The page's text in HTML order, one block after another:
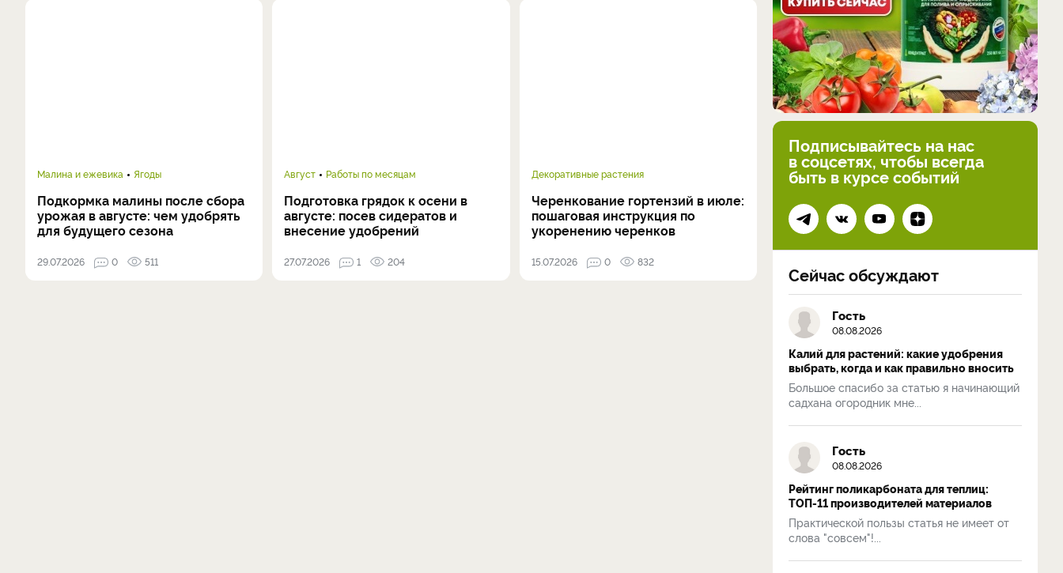
Малина и ежевика Ягоды
Подкормка малины после сбора
урожая в августе: чем удобрять
для будущего сезона
29.07.2026 0 511
Август Работы по месяцам
Подготовка грядок к осени в
августе: посев сидератов и
внесение удобрений
27.07.2026 1 204
Декоративные растения
Черенкование гортензий в июле:
пошаговая инструкция по
укоренению черенков
15.07.2026 0 832
Подписывайтесь на нас
в соцсетях, чтобы всегда
быть в курсе событий
Сейчас обсуждают
Гость
08.08.2026
Калий для растений: какие удобрения
выбрать, когда и как правильно вносить
Большое спасибо за статью я начинающий
садхана огородник мне...
Гость
08.08.2026
Рейтинг поликарбоната для теплиц:
ТОП-11 производителей материалов
Практической пользы статья не имеет от
слова "совсем"!...